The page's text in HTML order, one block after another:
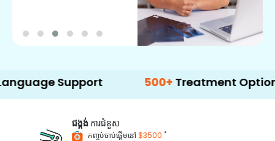
Support 500+ Treatment Options
ជង្គង់ ការជំនួស
កញ្ចប់ចាប់ផ្តើមនៅ $3500 *